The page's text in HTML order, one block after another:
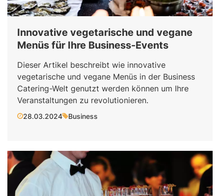
Innovative vegetarische und vegane
Menüs für Ihre Business-Events
Dieser Artikel beschreibt wie innovative
vegetarische und vegane Menüs in der Business
Catering-Welt genutzt werden können um Ihre
Veranstaltungen zu revolutionieren.
28.03.2024 Business